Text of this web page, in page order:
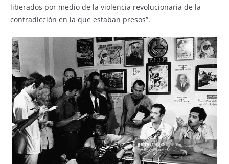
liberados por medio de la violencia revolucionaria de la
contradicción en la que estaban presos”.